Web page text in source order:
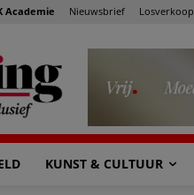
Academie Nieuwsbrief Losverkoop
KUNST & CULTUUR